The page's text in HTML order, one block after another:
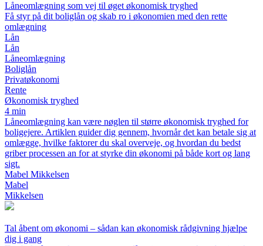
Låneomlægning som vej til øget økonomisk tryghed
Få styr på dit boliglån og skab ro i økonomien med den rette
omlægning
Lån
Lån
Låneomlægning
Boliglån
Privatøkonomi
Rente
Økonomisk tryghed
4 min
Låneomlægning kan være nøglen til større økonomisk tryghed for
boligejere. Artiklen guider dig gennem, hvornår det kan betale sig at
omlægge, hvilke faktorer du skal overveje, og hvordan du bedst
griber processen an for at styrke din økonomi på både kort og lang
sigt.
Mabel Mikkelsen
Mabel
Mikkelsen
Tal åbent om økonomi – sådan kan økonomisk rådgivning hjælpe
dig i gang